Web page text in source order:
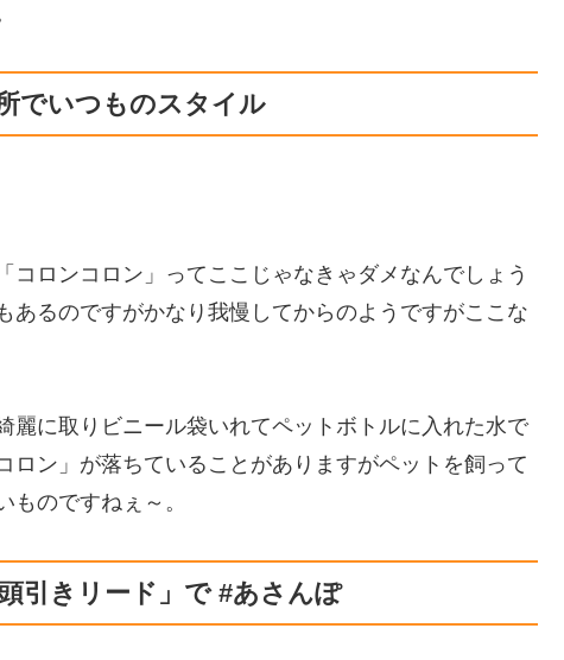
でいつものスタイル
ロンコロン」ってここじゃなきゃダメなんでしょう
あるのですがかなり我慢してからのようですがここな
麗に取りビニール袋いれてペットボトルに入れた水で
ロン」が落ちていることがありますがペットを飼って
のですねぇ～。
引きリード」で #あさんぽ